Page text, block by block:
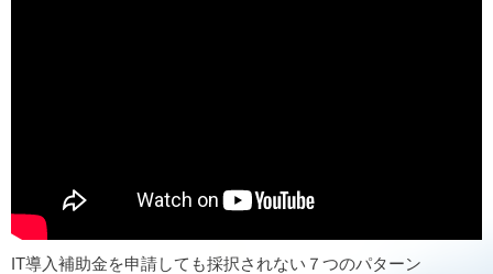
IT導入補助金を申請しても採択されない７つのパターン